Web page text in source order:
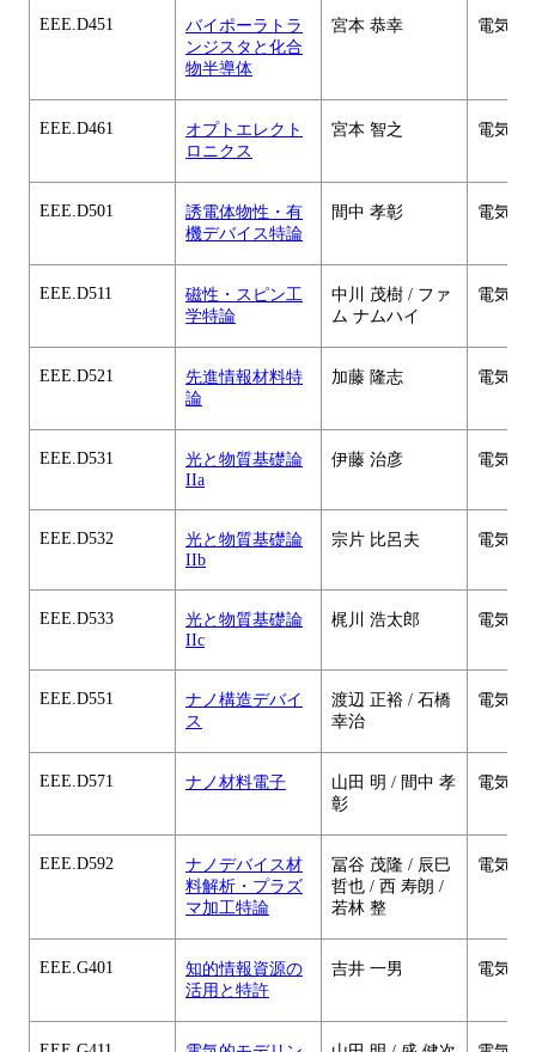
EEE.D451
バイポーラトラ
ンジスタと化合
物半導体
宮本 恭幸 電気電
EEE.D461
オプトエレクト
ロニクス
宮本 智之 電気電
EEE.D501
誘電体物性・有
機デバイス特論
間中 孝彰 電気電
EEE.D511
磁性・スピン工
学特論
中川 茂樹 / ファ
ム ナムハイ
電気電
EEE.D521
先進情報材料特
論
加藤 隆志 電気電
EEE.D531
光と物質基礎論
IIa
伊藤 治彦 電気電
EEE.D532
光と物質基礎論
IIb
宗片 比呂夫 電気電
EEE.D533
光と物質基礎論
IIc
梶川 浩太郎 電気電
EEE.D551
ナノ構造デバイ
ス
渡辺 正裕 / 石橋
幸治
電気電
EEE.D571 ナノ材料電子
山田 明 / 間中 孝
彰
電気電
EEE.D592
ナノデバイス材
料解析・プラズ
マ加工特論
冨谷 茂隆 / 辰巳
哲也 / 西 寿朗 /
若林 整
電気電
EEE.G401
知的情報資源の
活用と特許
吉井 一男 電気電